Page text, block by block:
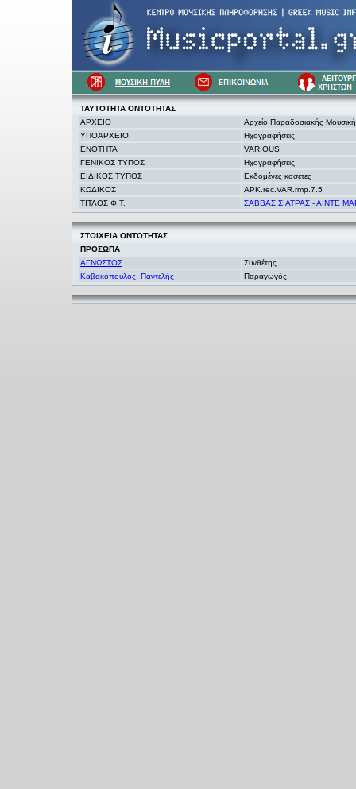
ΤΑΥΤΟΤΗΤΑ ΟΝΤΟΤΗΤΑΣ
ΑΡΧΕΙΟ
Αρχείο Παραδοσιακής
ΥΠΟΑΡΧΕΙΟ
Ηχογραφήσεις
ΕΝΟΤΗΤΑ
VARIOUS
ΓΕΝΙΚΟΣ ΤΥΠΟΣ
Ηχογραφήσεις
ΕΙΔΙΚΟΣ ΤΥΠΟΣ
Εκδομένες κασέτες
ΚΩΔΙΚΟΣ
APK.rec.VAR.rmp.7.5
ΤΙΤΛΟΣ Φ.Τ.
ΣΑΒΒΑΣ ΣΙΑΤΡΑΣ - ΑΙΝΤΕ
ΣΤΟΙΧΕΙΑ ΟΝΤΟΤΗΤΑΣ
ΠΡΟΣΩΠΑ
ΑΓΝΩΣΤΟΣ
Συνθέτης
Καβακόπουλος, Παντελής
Παραγωγός